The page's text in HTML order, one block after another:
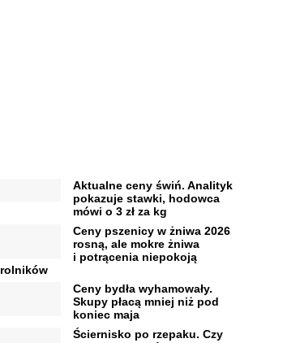
Aktualne ceny świń. Analityk
pokazuje stawki, hodowca
mówi o 3 zł za kg
Ceny pszenicy w żniwa 2026
rosną, ale mokre żniwa
i potrącenia niepokoją
rolników
Ceny bydła wyhamowały.
Skupy płacą mniej niż pod
koniec maja
Ściernisko po rzepaku. Czy